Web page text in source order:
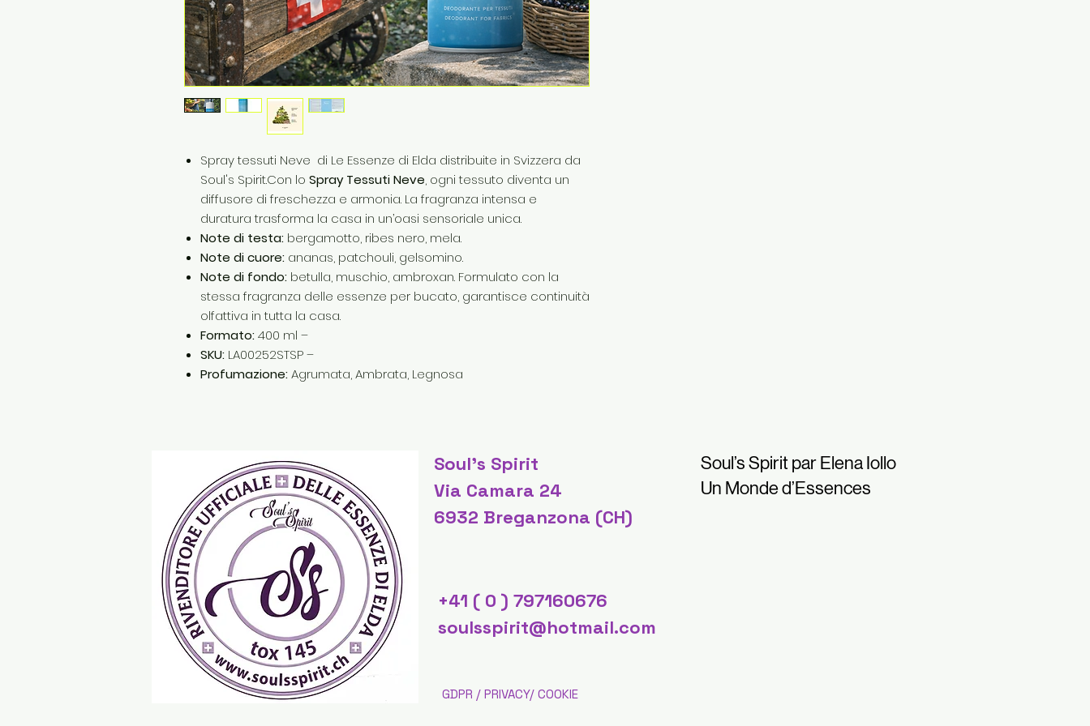
Spray tessuti Neve di Le Essenze di Elda distribuite in Svizzera da
Soul's Spirit.Con lo Spray Tessuti Neve, ogni tessuto diventa un
diffusore di freschezza e armonia. La fragranza intensa e
duratura trasforma la casa in un’oasi sensoriale unica.
Note di testa: bergamotto, ribes nero, mela.
Note di cuore: ananas, patchouli, gelsomino.
Note di fondo: betulla, muschio, ambroxan. Formulato con la
stessa fragranza delle essenze per bucato, garantisce continuità
olfattiva in tutta la casa.
Formato:400 ml –
SKU: LA00252STSP –
Profumazione:Agrumata, Ambrata, Legnosa
Soul's Spirit
Via Camara 24
6932 Breganzona (CH)
Soul’s Spirit par Elena Iollo
Un Monde d’Essences
+41 ( 0 ) 797160676
soulsspirit@hotmail.com
GDPR / PRIVACY/ COOKIE